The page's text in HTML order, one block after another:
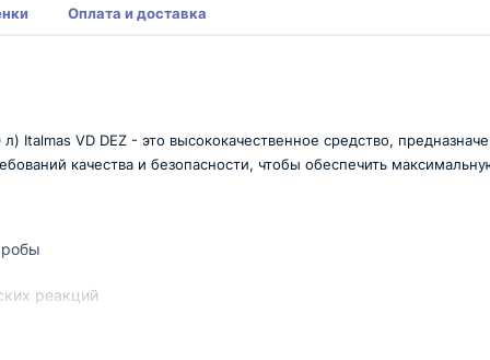
Оплата и доставка
Italmas VD DEZ - это высококачественное средство,
качества и безопасности, чтобы обеспечить
реакций